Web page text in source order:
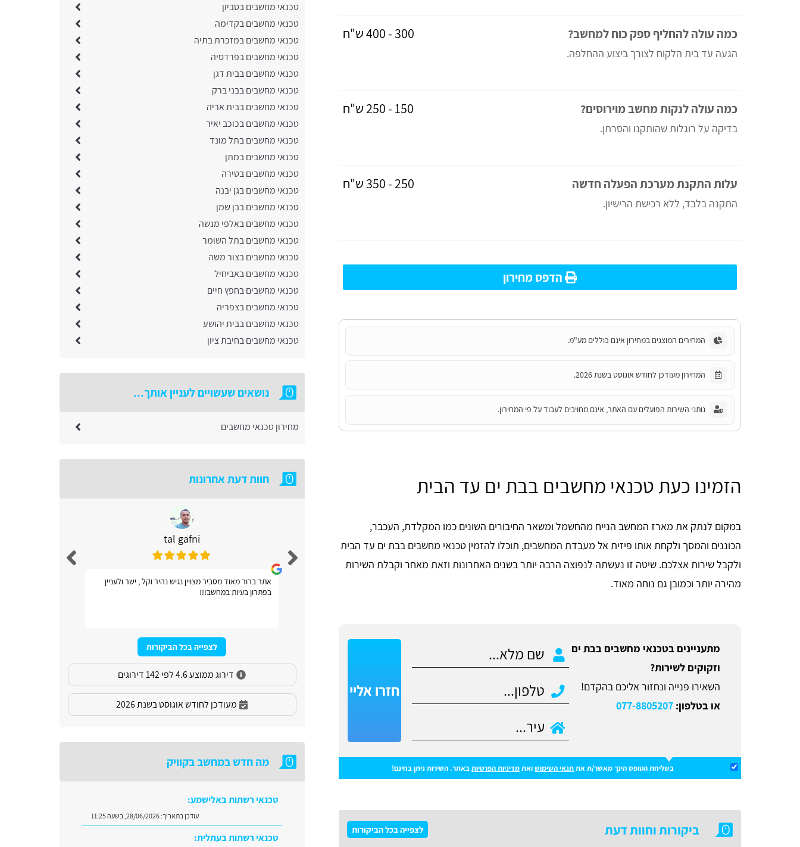
כמה עולה להחליף ספק כוח למחשב?
הגעה עד בית הלקוח לצורך ביצוע ההחלפה.
300 - 400 ש"ח
כמה עולה לנקות מחשב מוירוסים?
בדיקה על רוגלות שהותקנו והסרתן.
150 - 250 ש"ח
עלות התקנת מערכת הפעלה חדשה
התקנה בלבד, ללא רכישת הרישיון.
250 - 350 ש"ח
הדפס מחירון
המחירים המוצגים במחירון אינם כוללים מע"מ.
המחירון מעודכן לחודש אוגוסט בשנת 2026.
נותני השירות הפועלים עם האתר, אינם מחויבים לעבוד על פי המחירון.
הזמינו כעת טכנאי מחשבים בבת ים עד הבית
במקום לנתק את מארז המחשב הנייח מהחשמל ומשאר החיבורים השונים כמו המקלדת, העכבר,
הכוננים והמסך ולקחת אותו פיזית אל מעבדת המחשבים, תוכלו להזמין טכנאי מחשבים בבת ים עד הבית
ולקבל שירות אצלכם. שיטה זו נעשתה לנפוצה הרבה יותר בשנים האחרונות וזאת מאחר וקבלת השירות
מהירה יותר וכמובן גם נוחה מאוד.
מתעניינים בטכנאי מחשבים בבת ים
וזקוקים לשירות?
השאירו פנייה ונחזור אליכם בהקדם!
או בטלפון:077-8805207
חזרו אליי
בשליחת הטופס הינך מאשר/ת אתתנאי השימושואתמדיניות הפרטיותבאתר. השירות ניתן בחינם!
ביקורות וחוות דעת לצפייה בכל הביקורות
טכנאי מחשבים בסביון
טכנאי מחשבים בקדימה
טכנאי מחשבים במזכרת בתיה
טכנאי מחשבים בפרדסיה
טכנאי מחשבים בבית דגן
טכנאי מחשבים בבני ברק
טכנאי מחשבים בבית אריה
טכנאי מחשבים בכוכב יאיר
טכנאי מחשבים בתל מונד
טכנאי מחשבים במתן
טכנאי מחשבים בטירה
טכנאי מחשבים בגן יבנה
טכנאי מחשבים בבן שמן
טכנאי מחשבים באלפי מנשה
טכנאי מחשבים בתל השומר
טכנאי מחשבים בצור משה
טכנאי מחשבים באביחיל
טכנאי מחשבים בחפץ חיים
טכנאי מחשבים בצפריה
טכנאי מחשבים בבית יהושע
טכנאי מחשבים בחיבת ציון
נושאים שעשויים לעניין אותך...
מחירון טכנאי מחשבים
חוות דעת אחרונות
tal gafni
אתר ברור מאוד מסביר מצויין נגיש נהיר וקל , ישר ולעניין
בפתרון בעיות במחשב!!!
לצפייה בכל הביקורות
דירוג ממוצע 4.6 לפי 142 דירוגים
מעודכן לחודש אוגוסט בשנת 2026
מה חדש במחשב בקוויק
טכנאי רשתות באלישמע:
עודכן בתאריך:28/06/2026, בשעה 11:25
טכנאי רשתות בעתלית: